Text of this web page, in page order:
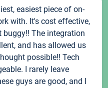
easiest piece of on-
with. It's cost effective,
The integration
and has allowed us
possible!! Tech
I rarely leave
guys are good, and I